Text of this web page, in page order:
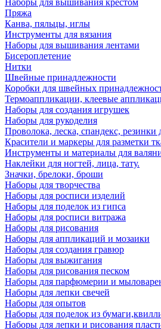
Наборы для вышивания крестом
Пряжа
Канва, пяльцы, иглы
Инструменты для вязания
Наборы для вышивания лентами
Бисероплетение
Нитки
Швейные принадлежности
Коробки для швейных
Термоаппликации, клеевые
Наборы для создания игрушек
Наборы для рукоделия
Проволока, леска, спандекс, резинки
Красители и маркеры для разметки
Инструменты и материалы для
Наклейки для ногтей, лица, тату.
Значки, брелоки, броши
Наборы для творчества
Наборы для росписи изделий
Наборы для поделок из гипса
Наборы для росписи витража
Наборы для рисования
Наборы для аппликаций и мозаики
Наборы для создания гравюр
Наборы для выжигания
Наборы для рисования песком
Наборы для парфюмерии и
Наборы для лепки свечей
Наборы для опытов
Наборы для поделок из
Наборы для лепки и рисования